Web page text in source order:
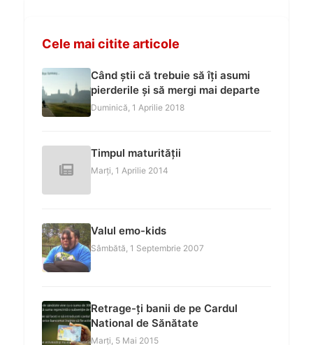
Cele mai citite articole
Când știi că trebuie să îți asumi
pierderile și să mergi mai departe
Duminică, 1 Aprilie 2018
Timpul maturității
Marți, 1 Aprilie 2014
Valul emo-kids
Sâmbătă, 1 Septembrie 2007
Retrage-ți banii de pe Cardul
National de Sănătate
Marți, 5 Mai 2015